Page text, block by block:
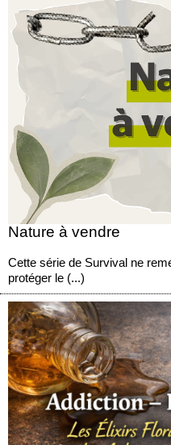
Nature à vendre
Cette série de Survival ne
protéger le (...)